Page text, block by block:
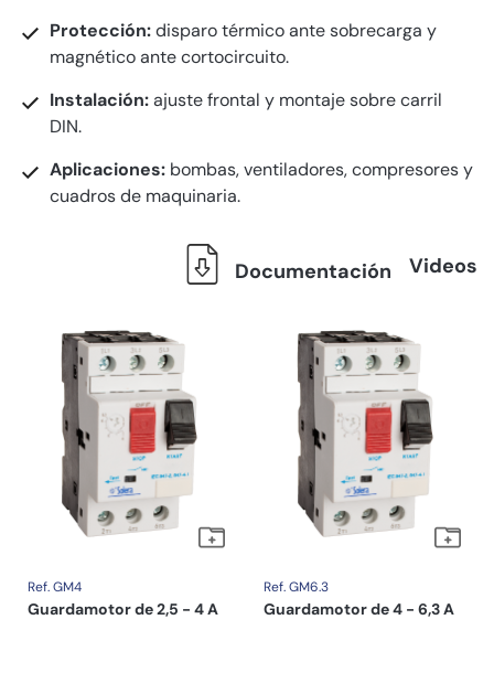
Protección:disparo térmico ante sobrecarga y
magnético ante cortocircuito.
Instalación:ajuste frontal y montaje sobre carril
DIN.
Aplicaciones: bombas, ventiladores, compresores y
cuadros de maquinaria.
Documentación Videos
Ref. GM4
Guardamotor de 2,5 - 4 A
Ref. GM6.3
Guardamotor de 4 - 6,3 A